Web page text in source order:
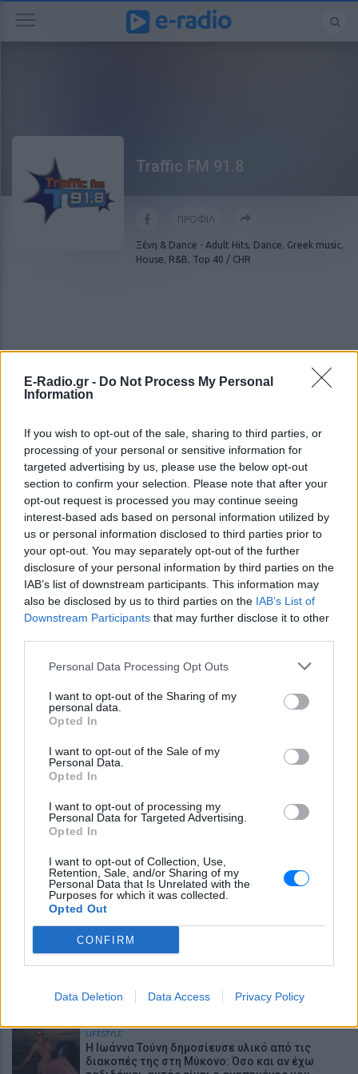
E-Radio.gr - Do Not Process My Personal
Information
If you wish to opt-out of the sale, sharing to third parties, or
processing of your personal or sensitive information for
targeted advertising by us, please use the below opt-out
section to confirm your selection. Please note that after your
opt-out request is processed you may continue seeing
interest-based ads based on personal information utilized by
us or personal information disclosed to third parties prior to
your opt-out. You may separately opt-out of the further
disclosure of your personal information by third parties on the
IAB’s list of downstream participants. This information may
also be disclosed by us to third parties on the IAB’s List of
Downstream Participants that may further disclose it to other
Personal Data Processing Opt Outs
I want to opt-out of the Sharing of my
personal data.
Opted In
I want to opt-out of the Sale of my
Personal Data.
Opted In
I want to opt-out of processing my
Personal Data for Targeted Advertising.
Opted In
I want to opt-out of Collection, Use,
Retention, Sale, and/or Sharing of my
Personal Data that Is Unrelated with the
Purposes for which it was collected.
Opted Out
CONFIRM
Data Deletion Data Access Privacy Policy
Traffic FM 91.8
ΠΡΟΦΙΛ
Ξένη & Dance - Adult Hits, Dance, Greek music,
House, R&B, Top 40 / CHR
ΣΗΜΕΡΑ ΡΟΗ ΠΟΛΙΤΙΣΜΟΣ
ΕΙΔΗΣΕΙΣ
Γιατί δεν έσωσα το κουτάβι: Ο ερευνητής που
κατέγραφε τη συμβίωση του μικρού σκυλιού με
αγέλη λύκων εξηγεί γιατί δεν επενέβη
«Καλό ταξίδι μικρέ»: Πέθανε το λευκό κουτάβι
που το είχαν υιοθετήσει η αγέλη των λύκων –
Meta έξυπνα γυαλιά: Γιατί εστιατόρια, παμπ και
ΕΙΔΗΣΕΙΣ
Υπογράφει νέο εξαετές συμβόλαιο ο
Βραζιλιάνος
ΕΙΔΗΣΕΙΣ
διαδοχής στην ηγεσία του MAGA
Σκιάθος: 39χρονη ήπιε με την ανήλικη κόρη της
σε boat trip και λεηλάτησε ξενοδοχείο και
Κέντρο Υγείας
ΕΙΔΗΣΕΙΣ
ιστορία υπάρχει ακόμα
LIFESTYLE
εξομολόγηση της Αγγελικής Ηλιάδη για τη
LIFESTYLE
Η Ιωάννα Τούνη δημοσίευσε υλικό από τις
διακοπές της στη Μύκονο: Όσο και αν έχω